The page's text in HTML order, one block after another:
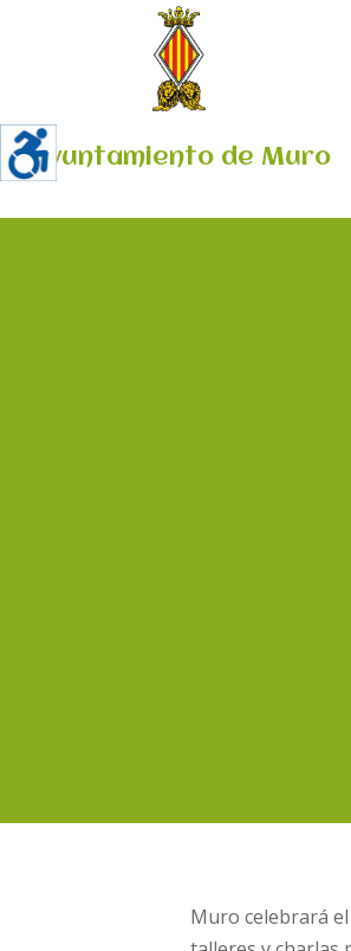
Ayuntamiento de Muro
Muro celebrará